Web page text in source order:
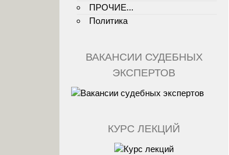
ПРОЧИЕ...
Политика
ВАКАНСИИ СУДЕБНЫХ
ЭКСПЕРТОВ
КУРС ЛЕКЦИЙ